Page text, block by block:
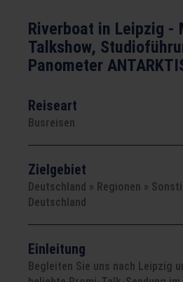
Riverboat in Leipzig -
Talkshow,
Panometer
Reiseart
Busreisen
Zielgebiet
Deutschland » Regionen »
Deutschland
Einleitung
Begleiten Sie uns nach Leipzig